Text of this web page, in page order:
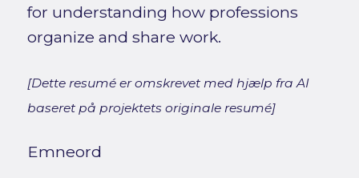
for understanding how professions
organize and share work.
[Dette resumé er omskrevet med hjælp fra AI
baseret på projektets originale resumé]
Emneord